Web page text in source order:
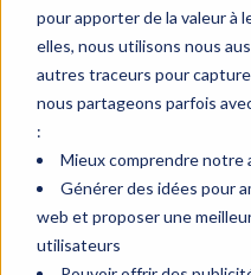
pour apporter de la valeur à
elles, nous utilisons nous
autres traceurs pour
nous partageons parfois
:
Mieux comprendre notre
Générer des idées pour
web et proposer une
utilisateurs